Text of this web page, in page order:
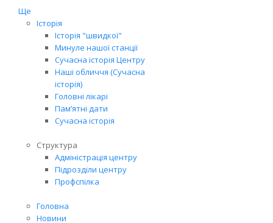
Ще
Історія
Історія "швидкої"
Минуле нашої станції
Сучасна історія Центру
Наші обличчя (Сучасна
історія)
Головні лікарі
Пам’ятні дати
Сучасна історія
Структура
Адміністрація центру
Підрозділи центру
Профспілка
Головна
Новини